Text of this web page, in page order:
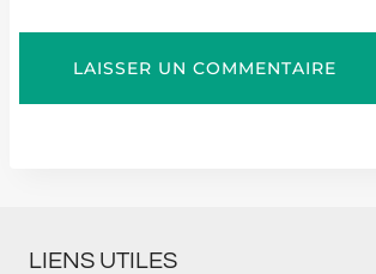
LIENS UTILES